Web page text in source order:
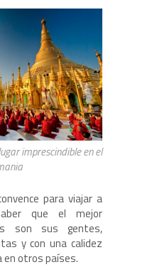
imprescindible en el
para viajar a
que el mejor
son sus gentes,
y con una calidez
en otros países.